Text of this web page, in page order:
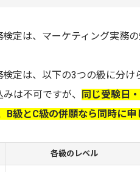
定は、マーケティング実務
定は、以下の3つの級に分
は不可ですが、 同じ受験日
B級とC級の併願なら同時に申
各級のレベル